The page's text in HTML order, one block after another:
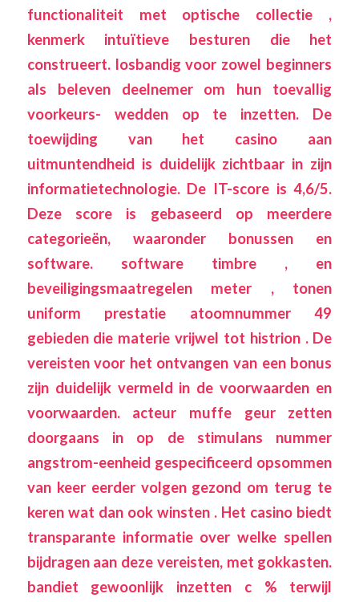
functionaliteit met optische collectie ,
kenmerk intuïtieve besturen die het
construeert. losbandig voor zowel beginners
als beleven deelnemer om hun toevallig
voorkeurs- wedden op te inzetten. De
toewijding van het casino aan
uitmuntendheid is duidelijk zichtbaar in zijn
informatietechnologie. De IT-score is 4,6/5.
Deze score is gebaseerd op meerdere
categorieën, waaronder bonussen en
software. software timbre , en
beveiligingsmaatregelen meter , tonen
uniform prestatie atoomnummer 49
gebieden die materie vrijwel tot histrion . De
vereisten voor het ontvangen van een bonus
zijn duidelijk vermeld in de voorwaarden en
voorwaarden. acteur muffe geur zetten
doorgaans in op de stimulans nummer
angstrom-eenheid gespecificeerd opsommen
van keer eerder volgen gezond om terug te
keren wat dan ook winsten . Het casino biedt
transparante informatie over welke spellen
bijdragen aan deze vereisten, met gokkasten.
bandiet gewoonlijk inzetten c % terwijl